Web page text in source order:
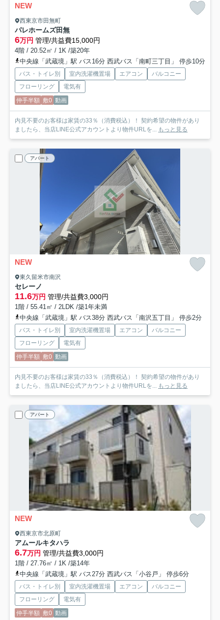
NEW
西東京市田無町
パレホームズ田無
6万円 管理/共益費15,000円
4階 / 20.52㎡ / 1K /築20年
中央線「武蔵境」駅 バス16分 西武バス「南町三丁目」 停歩10分
バス・トイレ別 室内洗濯機置場 エアコン
バルコニー
フローリング
電気有
仲手半額 敷0 動画
内見不要のお客様は家賃の33％（消費税込）！ 契約希望の物件があり
ましたら、当店LINE公式アカウントより物件URLを... もっと見る
アパート
NEW
東久留米市南沢
セレーノ
11.6万円 管理/共益費3,000円
1階 / 55.41㎡ / 2LDK /築1年未満
中央線「武蔵境」駅 バス38分 西武バス「南沢五丁目」 停歩2分
バス・トイレ別 室内洗濯機置場 エアコン
バルコニー
フローリング
電気有
仲手半額 敷0 動画
内見不要のお客様は家賃の33％（消費税込）！ 契約希望の物件があり
ましたら、当店LINE公式アカウントより物件URLを... もっと見る
アパート
NEW
西東京市北原町
アムールキタハラ
6.7万円 管理/共益費3,000円
1階 / 27.76㎡ / 1K /築14年
中央線「武蔵境」駅 バス27分 西武バス「小谷戸」 停歩6分
バス・トイレ別 室内洗濯機置場 エアコン
バルコニー
フローリング
電気有
仲手半額 敷0 動画